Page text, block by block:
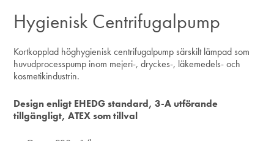
Hygienisk Centrifugalpump
Kortkopplad höghygienisk centrifugalpump särskilt lämpad som
huvudprocesspump inom mejeri-, dryckes-, läkemedels- och
kosmetikindustrin.
Design enligt EHEDG standard, 3-A utförande
tillgängligt, ATEX som tillval